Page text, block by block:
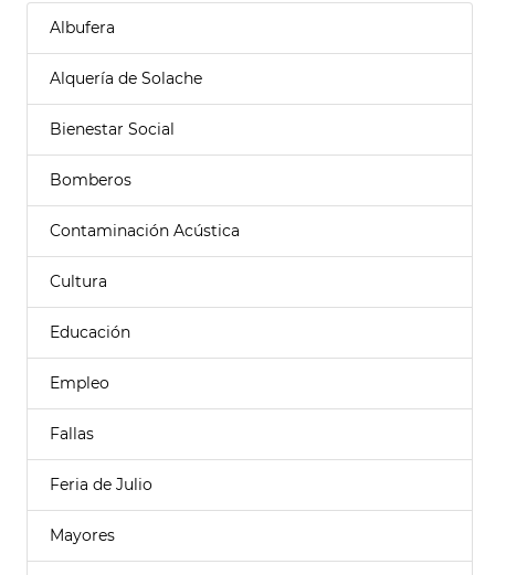
Albufera
Alquería de Solache
Bienestar Social
Bomberos
Contaminación Acústica
Cultura
Educación
Empleo
Fallas
Feria de Julio
Mayores